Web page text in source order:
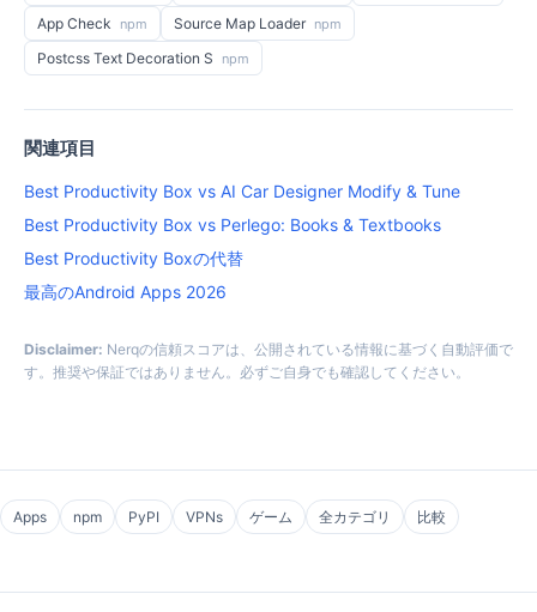
App Check npm Source Map Loader npm
Postcss Text Decoration S npm
関連項目
Best Productivity Box vs AI Car Designer Modify & Tune
Best Productivity Box vs Perlego: Books & Textbooks
Best Productivity Boxの代替
最高のAndroid Apps 2026
Disclaimer: Nerqの信頼スコアは、公開されている情報に基づく自動評価で
す。推奨や保証ではありません。必ずご自身でも確認してください。
Apps npm PyPI VPNs ゲーム 全カテゴリ 比較